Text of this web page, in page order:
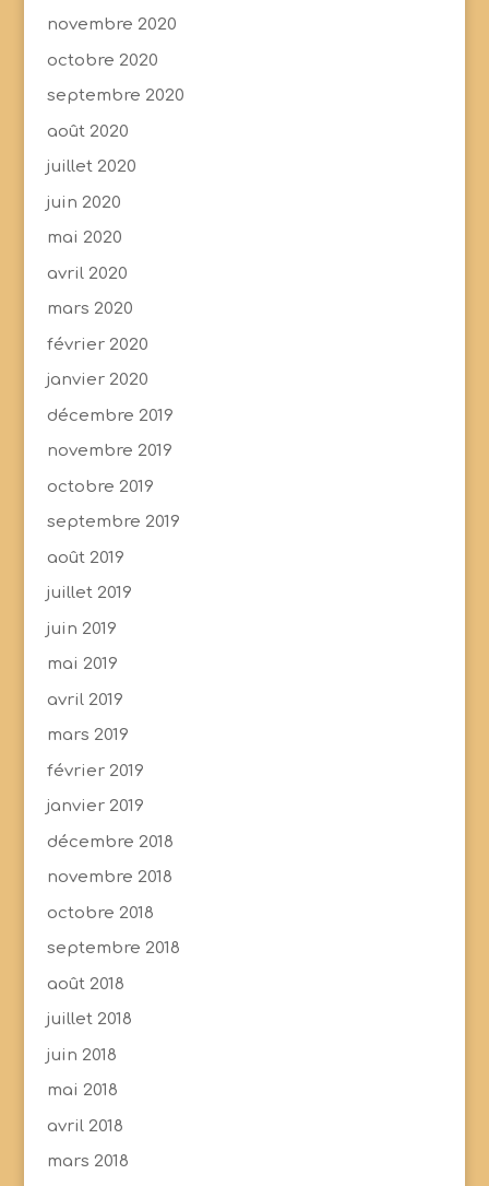
novembre 2020
octobre 2020
septembre 2020
août 2020
juillet 2020
juin 2020
mai 2020
avril 2020
mars 2020
février 2020
janvier 2020
décembre 2019
novembre 2019
octobre 2019
septembre 2019
août 2019
juillet 2019
juin 2019
mai 2019
avril 2019
mars 2019
février 2019
janvier 2019
décembre 2018
novembre 2018
octobre 2018
septembre 2018
août 2018
juillet 2018
juin 2018
mai 2018
avril 2018
mars 2018